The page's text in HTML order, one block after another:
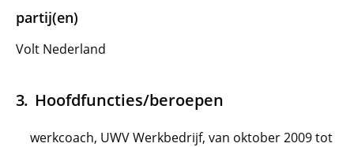
partij(en)
Volt Nederland
Hoofdfuncties/beroepen
werkcoach, UWV Werkbedrijf, van oktober 2009 tot